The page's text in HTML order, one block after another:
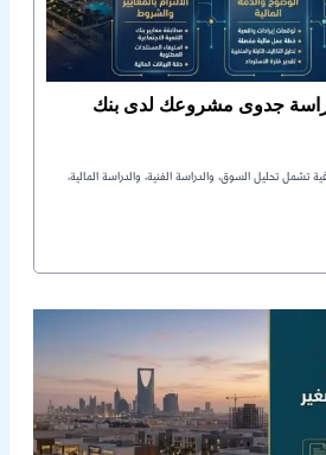
جدوى مشروعك لدى بنك
تشمل تحليل السوق، والدراسة الفنية، والدراسة المالية،